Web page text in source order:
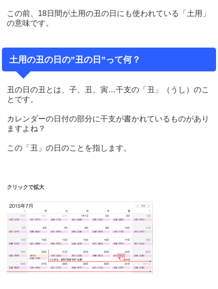
この前、18日間が土用の丑の日にも使われている「土用」
の意味です。
土用の丑の日の”丑の日”って何？
丑の日の丑とは、子、丑、寅…干支の「丑」（うし）のこ
とです。
カレンダーの日付の部分に干支が書かれているものがあり
ますよね？
この「丑」の日のことを指します。
クリックで拡大